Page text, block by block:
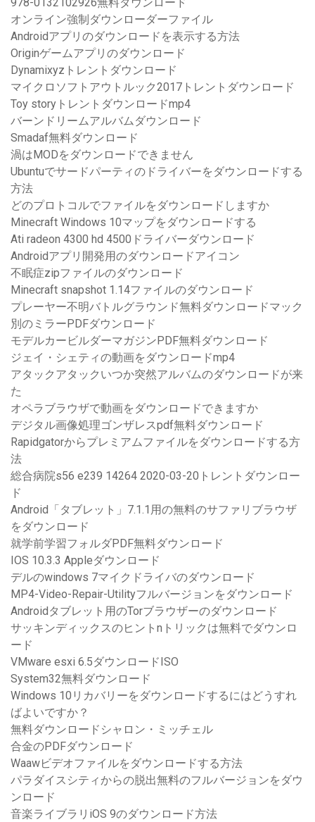
978-0132102926無料ダウンロード
オンライン強制ダウンローダーファイル
Androidアプリのダウンロードを表示する方法
Originゲームアプリのダウンロード
Dynamixyzトレントダウンロード
マイクロソフトアウトルック2017トレントダウンロード
Toy storyトレントダウンロードmp4
バーンドリームアルバムダウンロード
Smadaf無料ダウンロード
渦はMODをダウンロードできません
Ubuntuでサードパーティのドライバーをダウンロードする
方法
どのプロトコルでファイルをダウンロードしますか
Minecraft Windows 10マップをダウンロードする
Ati radeon 4300 hd 4500ドライバーダウンロード
Androidアプリ開発用のダウンロードアイコン
不眠症zipファイルのダウンロード
Minecraft snapshot 1.14ファイルのダウンロード
プレーヤー不明バトルグラウンド無料ダウンロードマック
別のミラーPDFダウンロード
モデルカービルダーマガジンPDF無料ダウンロード
ジェイ・シェティの動画をダウンロードmp4
アタックアタックいつか突然アルバムのダウンロードが来
た
オペラブラウザで動画をダウンロードできますか
デジタル画像処理ゴンザレスpdf無料ダウンロード
Rapidgatorからプレミアムファイルをダウンロードする方
法
総合病院s56 e239 14264 2020-03-20トレントダウンロー
ド
Android「タブレット」7.1.1用の無料のサファリブラウザ
をダウンロード
就学前学習フォルダPDF無料ダウンロード
IOS 10.3.3 Appleダウンロード
デルのwindows 7マイクドライバのダウンロード
MP4-Video-Repair-Utilityフルバージョンをダウンロード
Androidタブレット用のTorブラウザーのダウンロード
サッキンディックスのヒントnトリックは無料でダウンロ
ード
VMware esxi 6.5ダウンロードISO
System32無料ダウンロード
Windows 10リカバリーをダウンロードするにはどうすれ
ばよいですか？
無料ダウンロードシャロン・ミッチェル
合金のPDFダウンロード
Waawビデオファイルをダウンロードする方法
パラダイスシティからの脱出無料のフルバージョンをダウ
ンロード
音楽ライブラリiOS 9のダウンロード方法